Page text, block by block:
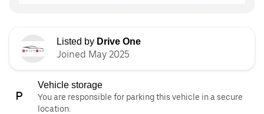
Listed by Drive One
Joined May 2025
Vehicle storage
You are responsible for parking this vehicle in a secure
location.